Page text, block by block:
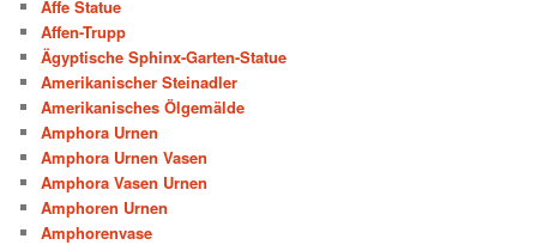
Affe Statue
Affen-Trupp
Ägyptische Sphinx-Garten-Statue
Amerikanischer Steinadler
Amerikanisches Ölgemälde
Amphora Urnen
Amphora Urnen Vasen
Amphora Vasen Urnen
Amphoren Urnen
Amphorenvase